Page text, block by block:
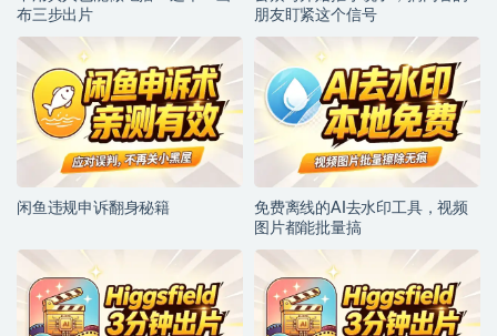
布三步出片
朋友盯紧这个信号
闲鱼违规申诉翻身秘籍
免费离线的AI去水印工具，视频
图片都能批量搞